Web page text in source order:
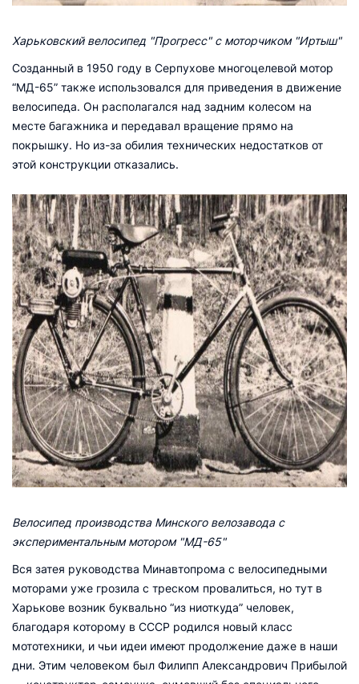
Харьковский велосипед "Прогресс" с моторчиком "Иртыш"
Созданный в 1950 году в Серпухове многоцелевой мотор
“МД-65” также использовался для приведения в движение
велосипеда. Он располагался над задним колесом на
месте багажника и передавал вращение прямо на
покрышку. Но из-за обилия технических недостатков от
этой конструкции отказались.
Велосипед производства Минского велозавода с
экспериментальным мотором "МД-65"
Вся затея руководства Минавтопрома с велосипедными
моторами уже грозила с треском провалиться, но тут в
Харькове возник буквально “из ниоткуда” человек,
благодаря которому в СССР родился новый класс
мототехники, и чьи идеи имеют продолжение даже в наши
дни. Этим человеком был Филипп Александрович Прибылой